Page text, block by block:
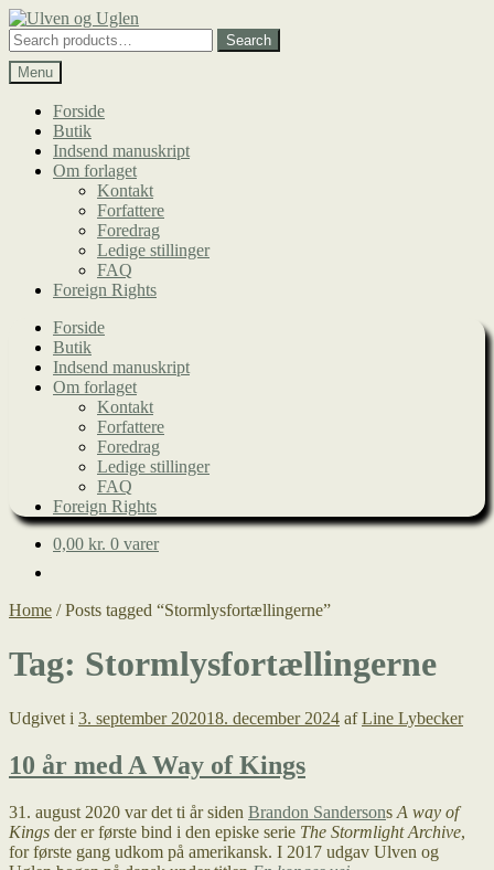
Spring
til
navigation
Spring
til
indhold
Search
for:
Search
Menu
Forside
Butik
Indsend manuskript
Om forlaget
Kontakt
Forfattere
Foredrag
Ledige stillinger
FAQ
Foreign Rights
Forside
Butik
Indsend manuskript
Om forlaget
Kontakt
Forfattere
Foredrag
Ledige stillinger
FAQ
Foreign Rights
0,00 kr. 0 varer
Home /Posts tagged “Stormlysfortællingerne”
Tag: Stormlysfortællingerne
Udgivet i 3. september 202018. december 2024 afLine Lybecker
10 år med A Way of Kings
31. august 2020 var det ti år siden Brandon Sandersons A way of
Kings der er første bind i den episke serie The Stormlight Archive,
for første gang udkom på amerikansk. I 2017 udgav Ulven og